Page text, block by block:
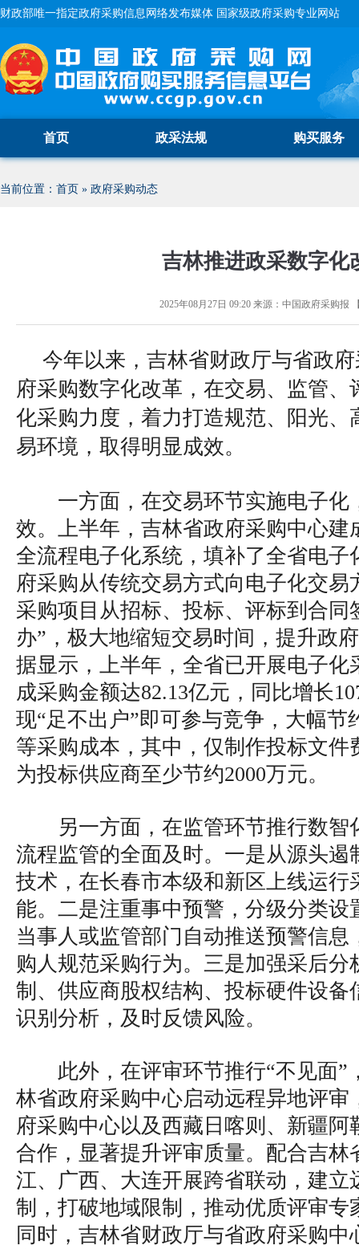
财政部唯一指定政府采购信息网络发布媒体 国家级政府采购专业网站
首页 政采法规 购买服务
当前位置： 首页 » 政府采购动态
吉林推进政采数字化
2025年08月27日 09:20来源： 中国政府采购报
今年以来，吉林省财政厅与省政
府采购数字化改革，在交易、监管、
化采购力度，着力打造规范、阳光、
易环境，取得明显成效。
一方面，在交易环节实施电子化
效。上半年，吉林省政府采购中心建
全流程电子化系统，填补了全省电子
府采购从传统交易方式向电子化交易
采购项目从招标、投标、评标到合同
办”，极大地缩短交易时间，提升政
据显示，上半年，全省已开展电子化
成采购金额达82.13亿元，同比增长
现“足不出户”即可参与竞争，大幅节
等采购成本，其中，仅制作投标文件
为投标供应商至少节约2000万元。
另一方面，在监管环节推行数智
流程监管的全面及时。一是从源头
技术，在长春市本级和新区上线运行
能。二是注重事中预警，分级分类设
当事人或监管部门自动推送预警信息
购人规范采购行为。三是加强采后分
制、供应商股权结构、投标硬件设备
识别分析，及时反馈风险。
此外，在评审环节推行“不见面”
林省政府采购中心启动远程异地评审
府采购中心以及西藏日喀则、新疆阿
合作，显著提升评审质量。配合吉林
江、广西、大连开展跨省联动，建立
制，打破地域限制，推动优质评审专
同时，吉林省财政厅与省政府采购中